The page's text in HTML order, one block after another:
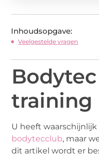
Inhoudsopgave:
Veelgestelde vragen
training
U heeft
bodytecclub, maar
dit artikel wordt er